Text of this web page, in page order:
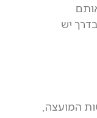
יש
המועצה,